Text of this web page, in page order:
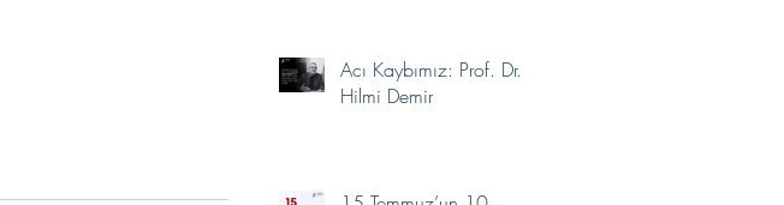
Acı Kaybımız: Prof. Dr.
Hilmi Demir